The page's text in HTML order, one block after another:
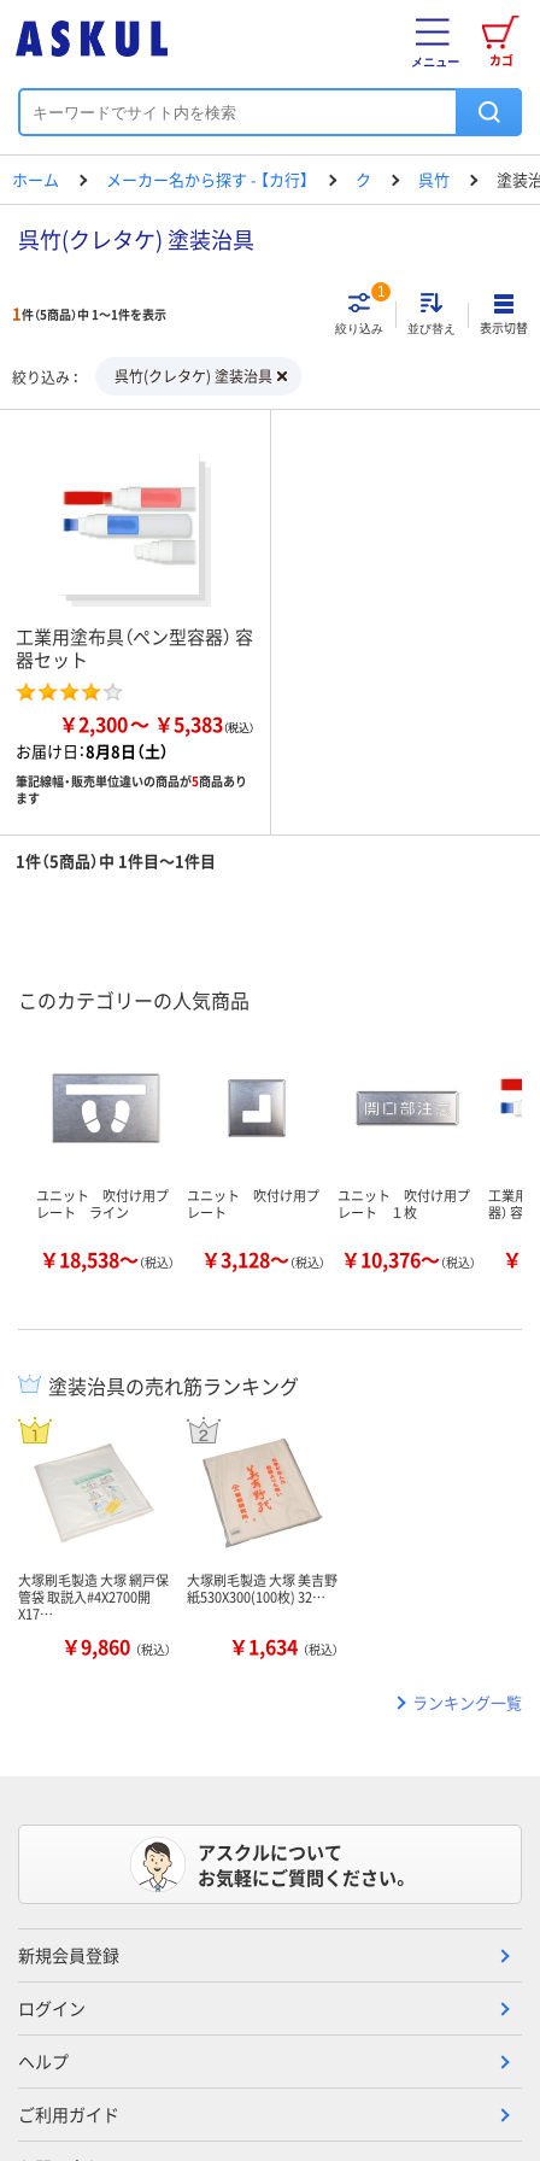
カゴ
メニュー
ホーム メーカー名から探す - 【カ行】 ク 呉竹 塗装
呉竹(クレタケ) 塗装治具
1件（5商品）中 1～1件を表示
絞り込み
1
並び替え 表示切替
絞り込み 呉竹(クレタケ) 塗装治具
工業用塗布具（ペン型容器） 容
器セット
￥2,300 ￥5,383
お届け日：8月8日（土）
筆記線幅・販売単位違いの商品が5商品あり
ます
1件（5商品）中 1件目～1件目
このカテゴリーの人気商品
ユニット 吹付け用プ
レート ライン
￥18,538～（税込）
ユニット 吹付け用プ
レート
￥3,128～（税込）
ユニット 吹付け用プ
レート １枚
￥10,376～（税込）
工業用
器） 容
￥
塗装治具の売れ筋ランキング
大塚刷毛製造 大塚 網戸保
管袋 取説入#4X2700開
X17…
￥9,860 （税込）
大塚刷毛製造 大塚 美吉野
紙530X300(100枚) 32…
￥1,634 （税込）
ランキング一覧
アスクルについて
お気軽にご質問ください。
新規会員登録
ログイン
ヘルプ
ご利用ガイド